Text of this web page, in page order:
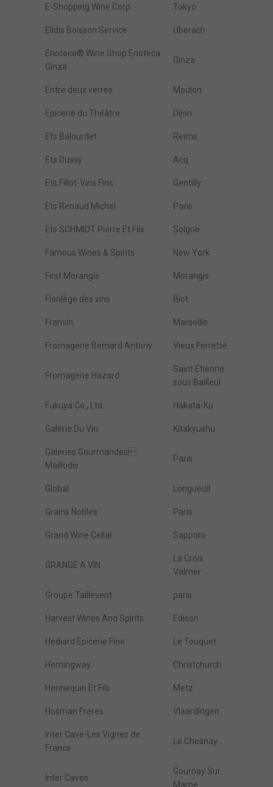
E-Shopping Wine Corp. Tokyo
Elidis Boisson Service Uberach
Enoteca® Wine Shop Enoteca
Ginza
Ginza
Entre deux verres Moulon
Epicerie du Théâtre Dijon
Ets Balourdet Reims
Ets Dussy Acq
Ets Fillot-Vins Fins Gentilly
Ets Renaud Michel Paris
Ets SCHMIDT Pierre Et Fils Solgne
Famous Wines & Spirits New York
First Morangis Morangis
Florilège des vins Biot
Franvin Marseille
Fromagerie Bernard Antony Vieux Ferrette
Fromagerie Hazard
Saint Etienne
sous Bailleul
Fukuya Co., Ltd. Hakata-Ku
Galerie Du Vin Kitakyushu
Galeries Gourmandes
Maillodis
Paris
Global Longueuil
Grains Nobles Paris
Grand Wine Cellar Sapporo
GRANGE A VIN
La Croix
Valmer
Groupe Taillevent paris
Harvest Wines And Spirits Edison
Hediard Epicerie Fine Le Touquet
Hemingway Christchurch
Hennequin Et Fils Metz
Hosman Freres Vlaardingen
Inter Cave-Les Vignes de
France
Le Chesnay
Inter Caves
Gournay Sur
Marne